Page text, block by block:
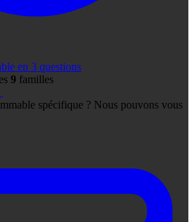
en 3 questions
9 familles
spécifique ? Nous pouvons vous